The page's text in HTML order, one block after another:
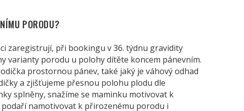
PORODU?
zaregistrují, při bookingu v 36. týdnu gravidity
varianty porodu u polohy dítěte koncem pánevním.
prostornou pánev, také jaký je váhový odhad
a zjišťujeme přesnou polohu plodu dle
splněny, snažíme se maminku motivovat k
namotivovat k přirozenému porodu i